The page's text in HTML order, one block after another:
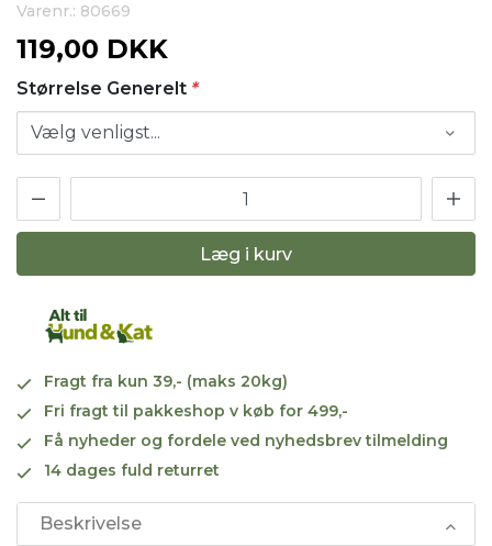
Varenr.: 80669
119,00 DKK
Størrelse Generelt *
Læg i kurv
Fragt fra kun 39,- (maks 20kg)
Fri fragt til pakkeshop v køb for 499,-
Få nyheder og fordele ved nyhedsbrev tilmelding
14 dages fuld returret
Beskrivelse